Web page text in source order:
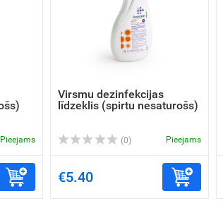
Pieejams
Virsmu dezinfekcijas
līdzeklis (spirtu nesaturošs)
(0) Pieejams
€5.40